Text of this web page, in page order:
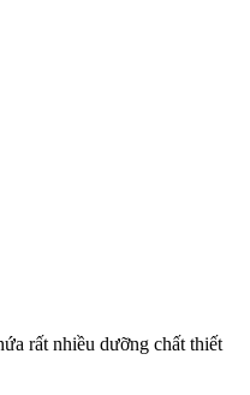
rất nhiều dưỡng chất thiết